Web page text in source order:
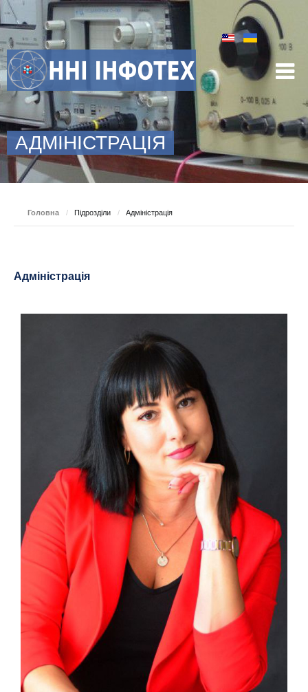
АДМІНІСТРАЦІЯ
Головна / Підрозділи / Адміністрація
Адміністрація